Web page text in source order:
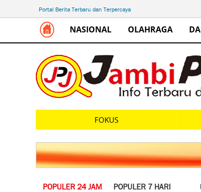
Portal Berita Terbaru dan Terpercaya
NASIONAL OLAHRAGA
FOKUS
POPULER 24 JAM POPULER 7 HARI